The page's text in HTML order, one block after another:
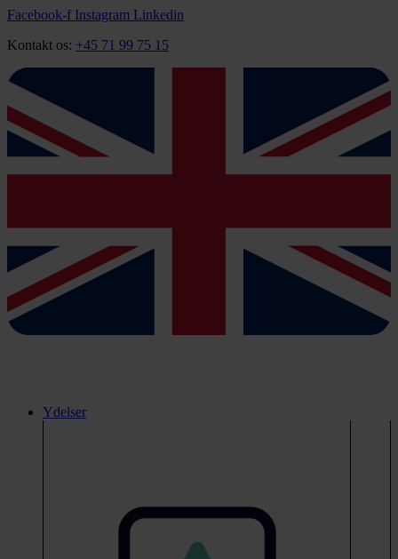
Videre
indhold
Facebook-f Instagram Linkedin
Kontakt os: +45 71 99 75 15
Ydelser